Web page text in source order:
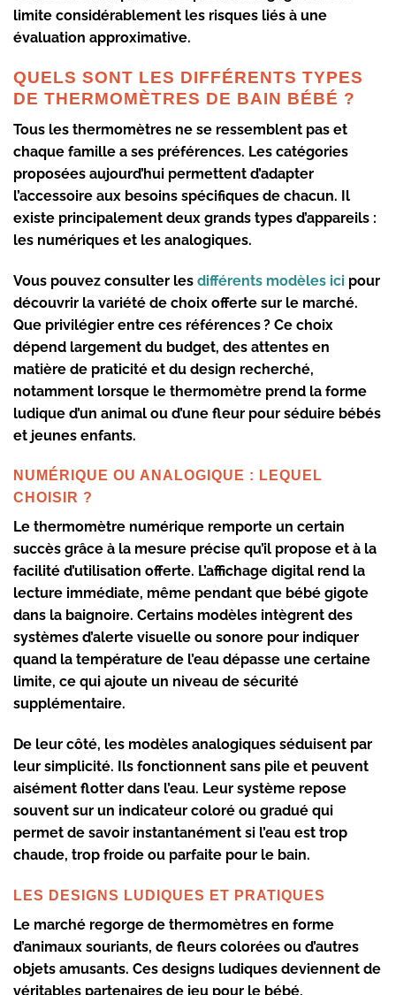
limite considérablement les risques liés à une
évaluation approximative.
QUELS SONT LES DIFFÉRENTS TYPES
DE THERMOMÈTRES DE BAIN BÉBÉ ?
Tous les thermomètres ne se ressemblent pas et
chaque famille a ses préférences. Les catégories
proposées aujourd’hui permettent d’adapter
l’accessoire aux besoins spécifiques de chacun. Il
existe principalement deux grands types d’appareils :
les numériques et les analogiques.
Vous pouvez consulter les différents modèles ici pour
découvrir la variété de choix offerte sur le marché.
Que privilégier entre ces références ? Ce choix
dépend largement du budget, des attentes en
matière de praticité et du design recherché,
notamment lorsque le thermomètre prend la forme
ludique d’un animal ou d’une fleur pour séduire bébés
et jeunes enfants.
NUMÉRIQUE OU ANALOGIQUE : LEQUEL
CHOISIR ?
Le thermomètre numérique remporte un certain
succès grâce à la mesure précise qu’il propose et à la
facilité d’utilisation offerte. L’affichage digital rend la
lecture immédiate, même pendant que bébé gigote
dans la baignoire. Certains modèles intègrent des
systèmes d’alerte visuelle ou sonore pour indiquer
quand la température de l’eau dépasse une certaine
limite, ce qui ajoute un niveau de sécurité
supplémentaire.
De leur côté, les modèles analogiques séduisent par
leur simplicité. Ils fonctionnent sans pile et peuvent
aisément flotter dans l’eau. Leur système repose
souvent sur un indicateur coloré ou gradué qui
permet de savoir instantanément si l’eau est trop
chaude, trop froide ou parfaite pour le bain.
LES DESIGNS LUDIQUES ET PRATIQUES
Le marché regorge de thermomètres en forme
d’animaux souriants, de fleurs colorées ou d’autres
objets amusants. Ces designs ludiques deviennent de
véritables partenaires de jeu pour le bébé,